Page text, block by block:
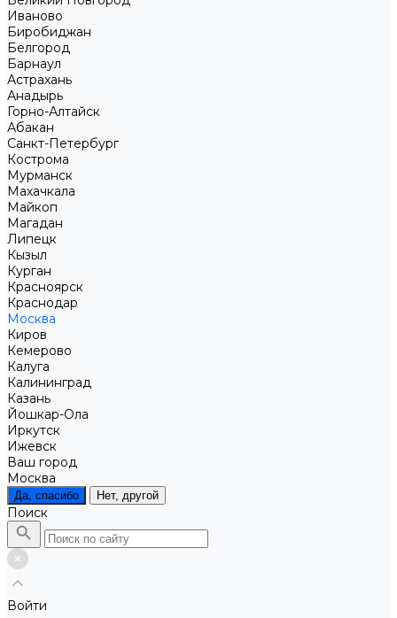
Иваново
Биробиджан
Белгород
Барнаул
Астрахань
Анадырь
Горно-Алтайск
Абакан
Санкт-Петербург
Кострома
Мурманск
Махачкала
Майкоп
Магадан
Липецк
Кызыл
Курган
Красноярск
Краснодар
Москва
Киров
Кемерово
Калуга
Калининград
Казань
Йошкар-Ола
Иркутск
Ижевск
Ваш город
Москва
Да, спасибо Нет, другой
Поиск
Войти